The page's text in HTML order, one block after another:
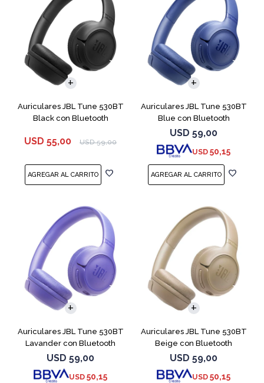
Auriculares JBL Tune 530BT
Black con Bluetooth
USD 55,00 USD 59,00
Auriculares JBL Tune 530BT
Blue con Bluetooth
USD 59,00
USD 50,15
Auriculares JBL Tune 530BT
Lavander con Bluetooth
USD 59,00
USD 50,15
Auriculares JBL Tune 530BT
Beige con Bluetooth
USD 59,00
USD 50,15